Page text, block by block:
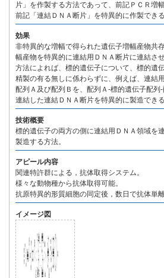
片」を作製する方法であって、前記ＰＣＲ増
前記「連結ＤＮＡ断片」を特異的に作製でき
効果
非特異的な増幅で得られた遺伝子増幅産物共
幅産物を特異的に連結用ＤＮＡ断片に連結さ
方法によれば、標的遺伝子について、標的遺
精製の有る無しに係わらずに、例えば、連結
配列Ａ及び配列Ｂを、配列Ａ-標的遺伝子配列
連結した連結ＤＮＡ断片を特異的に製造できる
技術概要
標的遺伝子の両方の側に連結用ＤＮＡ領域を
製造する方法。
アピール内容
関連特許群による，抗体取得システム。
様々な動物種から抗体取得可能。
抗原特異的形質細胞の同定後，数日で抗体単離
イメージ図